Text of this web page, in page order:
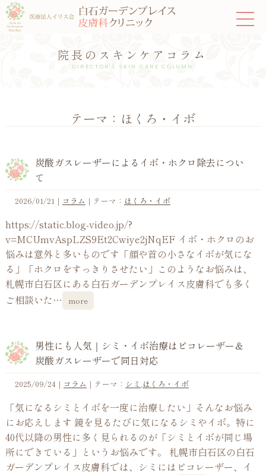
院長のスキンケアコラム
DIRECTOR'S SKIN CARE COLUMN
テーマ：ほくろ・イボ
炭酸ガスレーザーによるイボ・ホクロ除去につい
て
2026/01/21｜ コラム ｜テーマ： ほくろ・イボ
https://static.blog-video.jp/?
v=MCUmvAspLZS9Et2Cwiye2jNqEF イボ・ホクロのお
悩みは意外と多いものです「顔や首の小さなイボが気にな
る」「ホクロをすっきりさせたい」このようなお悩みは、
札幌市白石区にある白石ガーデンプレイス皮膚科でも多く
ご相談いた…
more
男性にも人気｜シミ・イボ治療はピコレーザー＆
炭酸ガスレーザーで同日対応
2025/09/24｜ コラム ｜テーマ： シミ,ほくろ・イボ
「気になるシミとイボを一度に治療したい」そんなお悩み
にお応えします 鏡を見るたびに気になるシミやイボ。特に
40代以降の男性に多く見られるのが「シミとイボが同じ場
所にできている」というお悩みです。 札幌市白石区の白石
ガーデンプレイス皮膚科では、シミにはピコレーザー、イ